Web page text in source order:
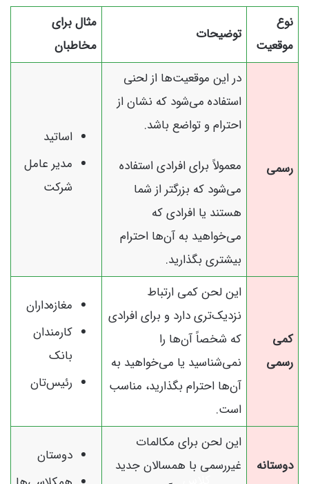
نوع
موقعیت
توضیحات
مثال برای
مخاطبان
رسمی
در این موقعیت‌ها از لحنی
استفاده می‌شود که نشان از
احترام و تواضع باشد.
معمولاً برای افرادی استفاده
می‌شود که بزرگتر از شما
هستند یا افرادی که
می‌خواهید به آن‌ها احترام
بیشتری بگذارید.
اساتید
مدیر عامل
شرکت
کمی
رسمی
این لحن کمی ارتباط
نزدیک‌تری دارد و برای افرادی
که شخصاً آن‌ها را
نمی‌شناسید یا می‌خواهید به
آن‌ها احترام بگذارید، مناسب
است.
مغازه‌داران
کارمندان
بانک
رئیس‌تان
دوستانه
این لحن برای مکالمات
غیررسمی با همسالان جدید
دوستان